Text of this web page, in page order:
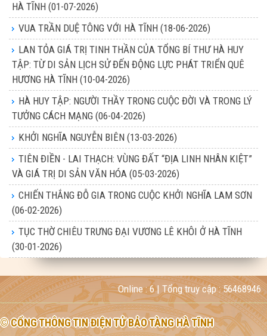
HÀ TĨNH (01-07-2026)
VUA TRẦN DUỆ TÔNG VỚI HÀ TĨNH (18-06-2026)
LAN TỎA GIÁ TRỊ TINH THẦN CỦA TỔNG BÍ THƯ HÀ HUY
TẬP: TỪ DI SẢN LỊCH SỬ ĐẾN ĐỘNG LỰC PHÁT TRIỂN QUÊ
HƯƠNG HÀ TĨNH (10-04-2026)
HÀ HUY TẬP: NGƯỜI THẦY TRONG CUỘC ĐỜI VÀ TRONG LÝ
TƯỞNG CÁCH MẠNG (06-04-2026)
KHỞI NGHĨA NGUYỄN BIÊN (13-03-2026)
TIÊN ĐIỀN - LAI THẠCH: VÙNG ĐẤT “ĐỊA LINH NHÂN KIỆT”
VÀ GIÁ TRỊ DI SẢN VĂN HÓA (05-03-2026)
CHIẾN THẮNG ĐỖ GIA TRONG CUỘC KHỞI NGHĨA LAM SƠN
(06-02-2026)
TỤC THỜ CHIÊU TRƯNG ĐẠI VƯƠNG LÊ KHÔI Ở HÀ TĨNH
(30-01-2026)
Online :6| Tổng truy cập :56468946
© CỔNG THÔNG TIN ĐIỆN TỬ BẢO TÀNG HÀ TĨNH